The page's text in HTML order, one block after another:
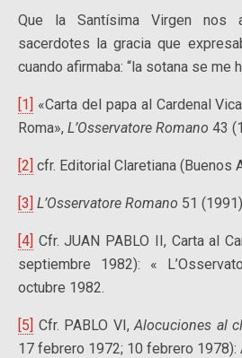
Que la Santísima Virgen nos
sacerdotes la gracia que
cuando afirmaba: “la sotana se me
[1] «Carta del papa al Cardenal
Roma», L’Osservatore Romano 43
[2] cfr. Editorial Claretiana (Buenos
[3] L’Osservatore Romano 51
[4] Cfr. JUAN PABLO II, Carta al
septiembre 1982): «
octubre 1982.
[5] Cfr. PABLO VI, Alocuciones al
17 febrero 1972; 10 febrero 1978):